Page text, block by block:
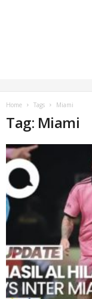
Home Tags Miami
Tag: Miami